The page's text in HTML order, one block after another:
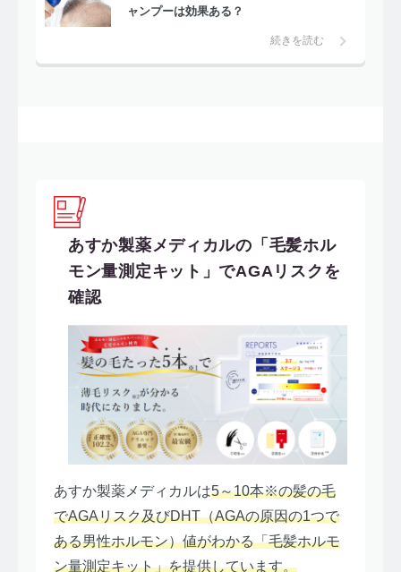
ャンプーは効果ある？
続きを読む
あすか製薬メディカルの「毛髪ホル
モン量測定キット」でAGAリスクを
確認
あすか製薬メディカルは5～10本※の髪の毛
でAGAリスク及びDHT（AGAの原因の1つで
ある男性ホルモン）値がわかる「毛髪ホルモ
ン量測定キット」を提供しています。